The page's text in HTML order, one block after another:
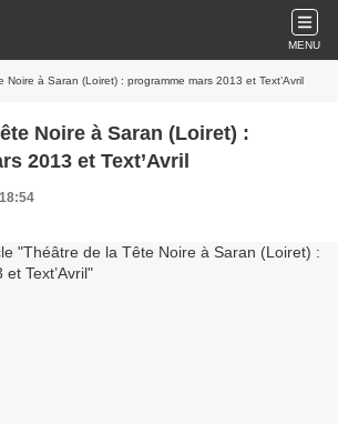
MENU
Noire à Saran (Loiret) : programme mars 2013 et Text’Avril
Noire à Saran (Loiret) :
2013 et Text’Avril